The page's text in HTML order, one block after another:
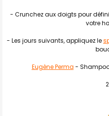
- Crunchez aux doigts pour
votre
- Les jours suivants, appliquez le
Eugène Perma -